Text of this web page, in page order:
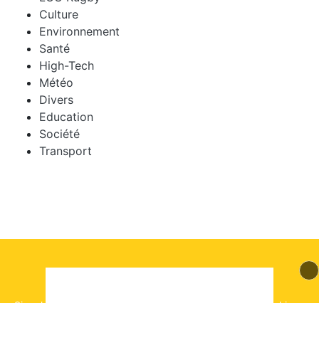
Culture
Environnement
Santé
High-Tech
Météo
Divers
Education
Société
Transport
Signaler un contenu Politique de cookies-